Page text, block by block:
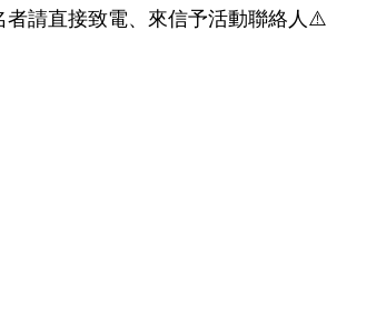
請直接致電、來信予活動聯絡人⚠️